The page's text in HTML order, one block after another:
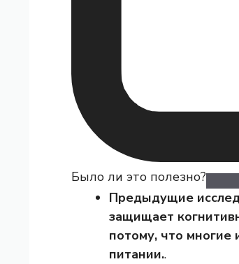
Было ли это полезно?
Предыдущие
защищает
потому, что многие
питании..